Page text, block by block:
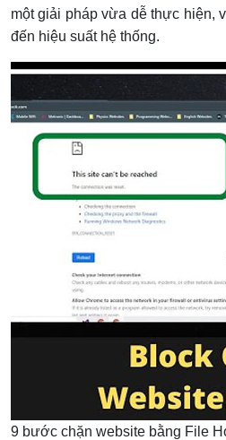
một giải pháp vừa dễ thực hiện,
đến hiệu suất hệ thống.
9 bước chặn website bằng File